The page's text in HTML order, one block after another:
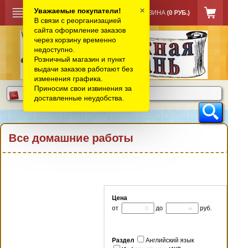
КОРЗИНА (0 РУБ.)
Все домашние работы
Цена
от
до руб.
Раздел
Английский язык
Уважаемые покупатели!
В связи с реорганизацией
сайта оформление заказов
через корзину временно
недоступно.
Розничный магазин и пункт
выдачи заказов работают без
изменения графика.
Приносим свои извинения за
доставленные неудобства.
×